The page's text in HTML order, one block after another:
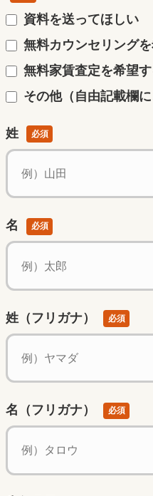
資料を送ってほしい
無料カウンセリング
無料家賃査定を希望
その他（自由記載欄に
姓 必須
名 必須
姓（フリガナ） 必須
名（フリガナ） 必須